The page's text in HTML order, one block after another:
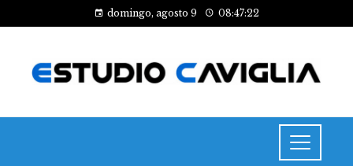
domingo, agosto 9 08:47:23